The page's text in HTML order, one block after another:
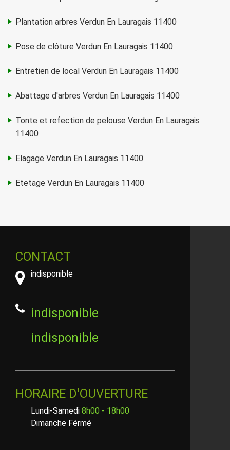
Plantation arbres Verdun En Lauragais 11400
Pose de clôture Verdun En Lauragais 11400
Entretien de local Verdun En Lauragais 11400
Abattage d'arbres Verdun En Lauragais 11400
Tonte et refection de pelouse Verdun En Lauragais
11400
Elagage Verdun En Lauragais 11400
Etetage Verdun En Lauragais 11400
CONTACT
indisponible
indisponible
indisponible
HORAIRE D'OUVERTURE
Lundi-Samedi 8h00 - 18h00
Dimanche Férmé